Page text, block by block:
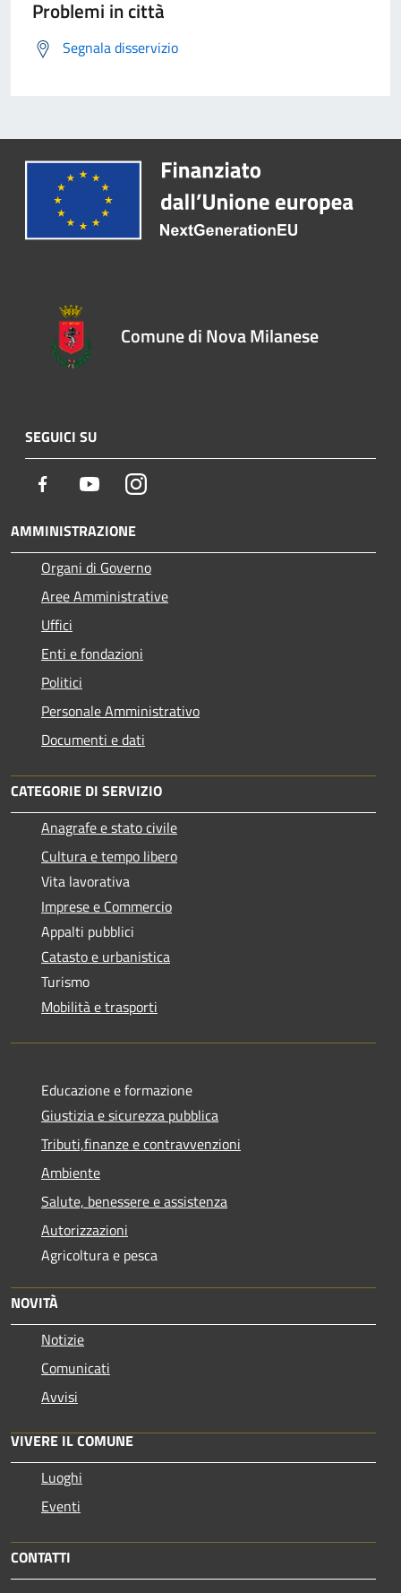
Problemi in città
Segnala disservizio
Comune di Nova Milanese
SEGUICI SU
Facebook YoutubeInstagram
AMMINISTRAZIONE
Organi di Governo
Aree Amministrative
Uffici
Enti e fondazioni
Politici
Personale Amministrativo
Documenti e dati
CATEGORIE DI SERVIZIO
Anagrafe e stato civile
Cultura e tempo libero
Vita lavorativa
Imprese e Commercio
Appalti pubblici
Catasto e urbanistica
Turismo
Mobilità e trasporti
Educazione e formazione
Giustizia e sicurezza pubblica
Tributi,finanze e contravvenzioni
Ambiente
Salute, benessere e assistenza
Autorizzazioni
Agricoltura e pesca
NOVITÀ
Notizie
Comunicati
Avvisi
VIVERE IL COMUNE
Luoghi
Eventi
CONTATTI